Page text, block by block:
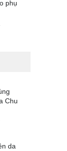
phụ
trẻ
Chu
da